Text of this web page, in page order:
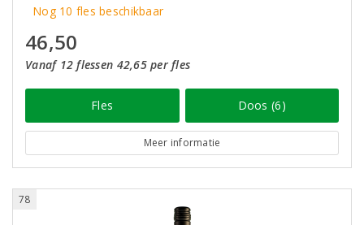
Nog 10 fles beschikbaar
46,50
Vanaf 12 flessen 42,65 per fles
Fles Doos (6)
Meer informatie
78